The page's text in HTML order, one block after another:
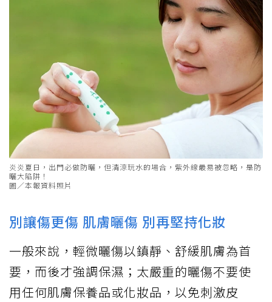
炎炎夏日，出門必做防曬，但清涼玩水的場合，紫外線最易被忽略，是防
曬大陷阱！
圖／本報資料照片
別讓傷更傷 肌膚曬傷 別再堅持化妝
一般來說，輕微曬傷以鎮靜、舒緩肌膚為首
要，而後才強調保濕；太嚴重的曬傷不要使
用任何肌膚保養品或化妝品，以免刺激皮